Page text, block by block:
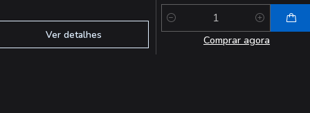
Ver detalhes
Quantidade
Comprar agora